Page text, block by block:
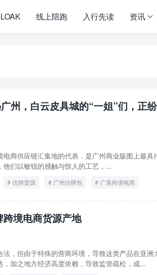
线上陪跑 入行先读 资讯
州，白云皮具城的“一姐”们，正
电商供应链汇集地的代表，是广州商业版图上
他们以敏锐的感触与惊人的工艺，...
仿牌货源 广州仿牌包 广系跨境电商
境电商货源产地
，但由于特殊的营商环境，导致这类产品在亚
，加之地方经济高度依赖，导致监管疏松，成...